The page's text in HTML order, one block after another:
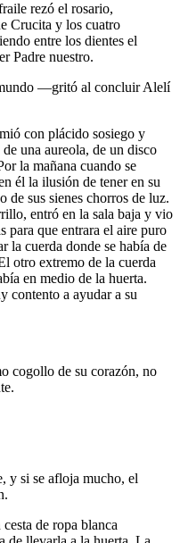
rezó el rosario,
Crucita y los cuatro
entre los dientes el
Padre nuestro.
—gritó al concluir Alelí
con plácido sosiego y
una aureola, de un disco
la mañana cuando se
él la ilusión de tener en su
de sus sienes chorros de luz.
entró en la sala baja y vio
para que entrara el aire puro
la cuerda donde se había de
otro extremo de la cuerda
en medio de la huerta.
contento a ayudar a su
cogollo de su corazón, no
y si se afloja mucho, el
de ropa blanca